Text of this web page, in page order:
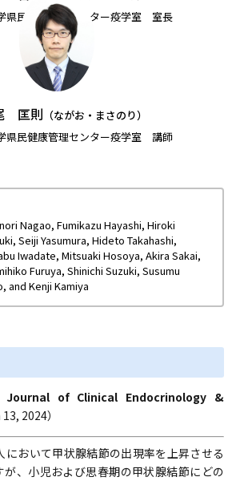
県民健康管理センター疫学室 室長
匡則 （ながお・まさのり）
県民健康管理センター疫学室 講師
Nagao, Fumikazu Hayashi, Hiroki
Seiji Yasumura, Hideto Takahashi,
Iwadate, Mitsuaki Hosoya, Akira Sakai,
Furuya, Shinichi Suzuki, Susumu
and Kenji Kamiya
of Clinical Endocrinology &
13, 2024）
おいて甲状腺結節の出現率を上昇させる
が、小児および思春期の甲状腺結節にどの